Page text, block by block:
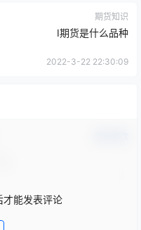
期货知识
I期货是什么品种
2022-3-22 22:30:09
才能发表评论